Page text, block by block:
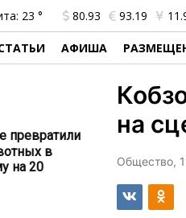
23 ° 80.93 93.19
АФИША
превратили
в
на 20
на
Общество,